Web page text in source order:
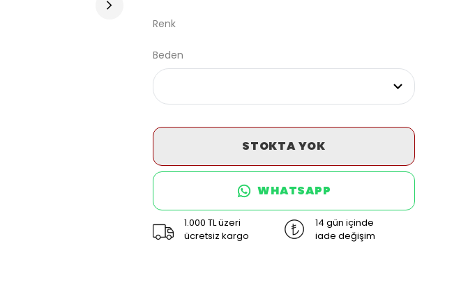
Renk
Beden
STOKTA YOK
WHATSAPP
1.000 TL üzeri
ücretsiz kargo
14 gün içinde
iade değişim